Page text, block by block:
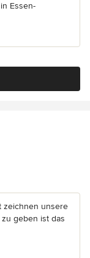
Essen-
zeichnen unsere
geben ist das